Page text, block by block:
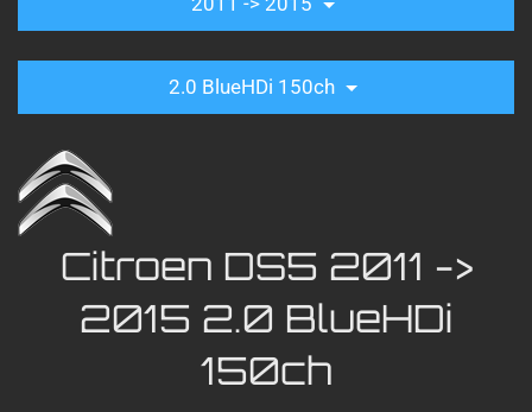
2.0 BlueHDi 150ch
Citroen DS5 2011 ->
2015 2.0 BlueHDi
150ch